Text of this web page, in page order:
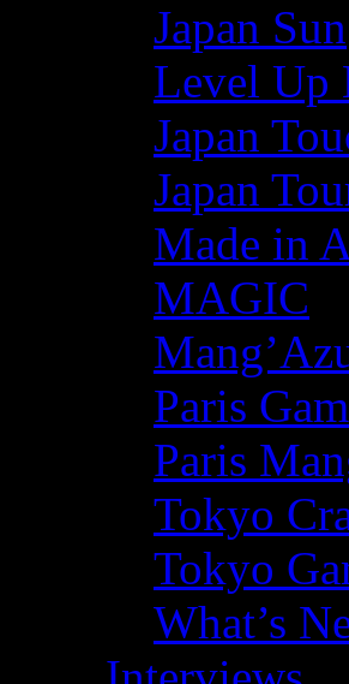
Japan Sun
Level Up
Japan
Japan
Made in
MAGIC
Paris
Paris
Tokyo
Tokyo
What’s